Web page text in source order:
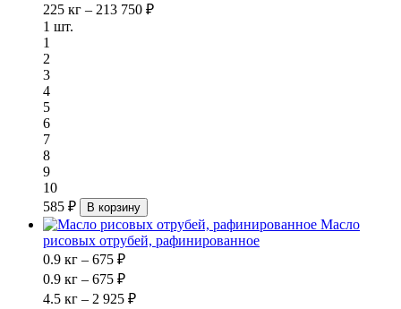
225 кг – 213 750 ₽
1 шт.
1
2
3
4
5
6
7
8
9
10
585 ₽
В корзину
Масло
рисовых отрубей, рафинированное
0.9 кг – 675 ₽
0.9 кг – 675 ₽
4.5 кг – 2 925 ₽